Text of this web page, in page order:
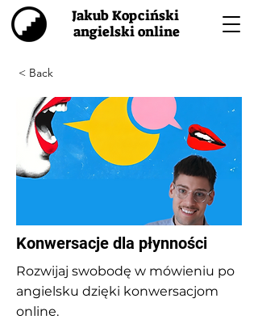
Jakub Kopciński
angielski online
< Back
Konwersacje dla płynności
Rozwijaj swobodę w mówieniu po
angielsku dzięki konwersacjom
online.